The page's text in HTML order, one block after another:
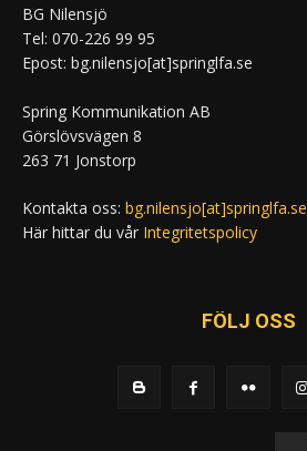
BG Nilensjö
Tel: 070-226 99 95
Epost: bg.nilensjo[at]springlfa.se
Spring Kommunikation AB
Görslövsvägen 8
263 71 Jonstorp
Kontakta oss: bg.nilensjo[at]springlfa.se
Här hittar du vår Integritetspolicy
FÖLJ OSS